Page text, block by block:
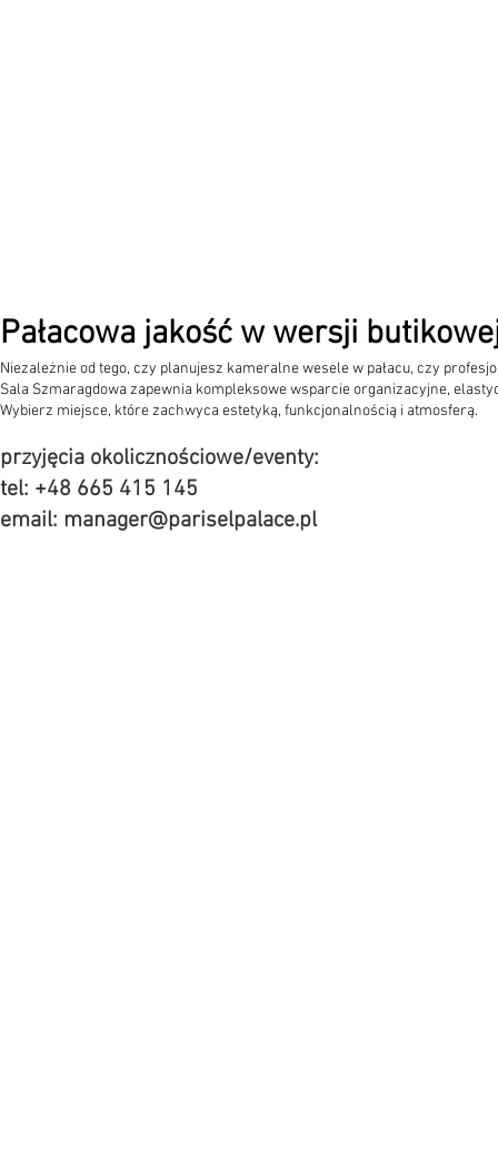
Pałacowa jakość w wersji
Niezależnie od tego, czy planujesz kameralne wesele w pałacu, czy
Sala Szmaragdowa zapewnia kompleksowe wsparcie organizacyjne,
Wybierz miejsce, które zachwyca estetyką, funkcjonalnością i atmosferą.
przyjęcia okolicznościowe/eventy:
tel: +48 665 415 145
email: manager@pariselpalace.pl